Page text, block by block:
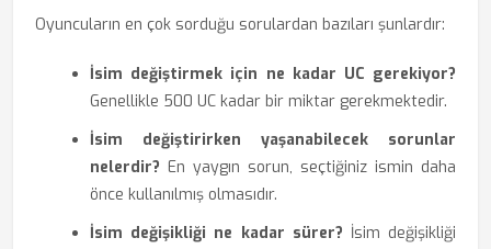
Oyuncuların en çok sorduğu sorulardan bazıları şunlardır:
İsim değiştirmek için ne kadar UC gerekiyor?
Genellikle 500 UC kadar bir miktar gerekmektedir.
İsim değiştirirken yaşanabilecek sorunlar
nelerdir? En yaygın sorun, seçtiğiniz ismin daha
önce kullanılmış olmasıdır.
İsim değişikliği ne kadar sürer? İsim değişikliği